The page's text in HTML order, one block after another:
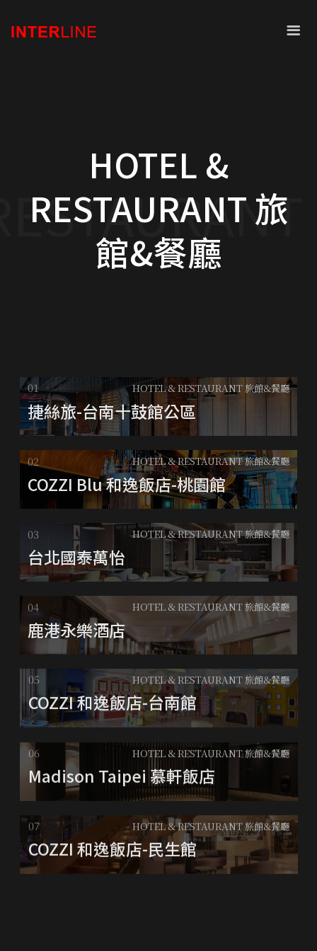
HOTEL &
RESTAURANT 旅
館&餐廳
捷絲旅-台南十鼓館公區
HOTEL & RESTAURANT 旅館&餐廳
COZZI Blu 和逸飯店-桃園館
HOTEL & RESTAURANT 旅館&餐廳
台北國泰萬怡
HOTEL & RESTAURANT 旅館&餐廳
鹿港永樂酒店
HOTEL & RESTAURANT 旅館&餐廳
COZZI 和逸飯店-台南館
HOTEL & RESTAURANT 旅館&餐廳
Madison Taipei 慕軒飯店
HOTEL & RESTAURANT 旅館&餐廳
COZZI 和逸飯店-民生館
HOTEL & RESTAURANT 旅館&餐廳